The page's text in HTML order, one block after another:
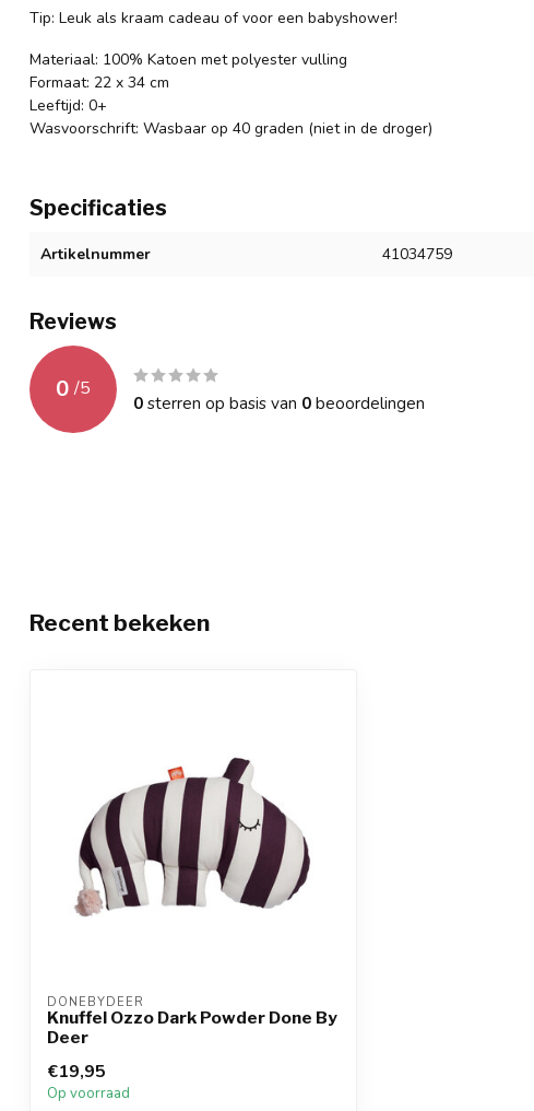
Tip: Leuk als kraam cadeau of voor een babyshower!
Materiaal: 100% Katoen met polyester vulling
Formaat: 22 x 34 cm
Leeftijd: 0+
Wasvoorschrift: Wasbaar op 40 graden (niet in de droger)
Specificaties
Artikelnummer 41034759
Reviews
0 /5
0sterren op basis van 0beoordelingen
Recent bekeken
DONEBYDEER
Knuffel Ozzo Dark Powder Done By
Deer
€19,95
Op voorraad